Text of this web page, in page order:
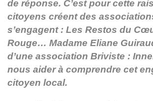
de réponse. C’est pour cette
citoyens créent des
s’engagent : Les Restos du
Rouge… Madame Eliane
d’une association Briviste :
nous aider à comprendre cet
citoyen local.